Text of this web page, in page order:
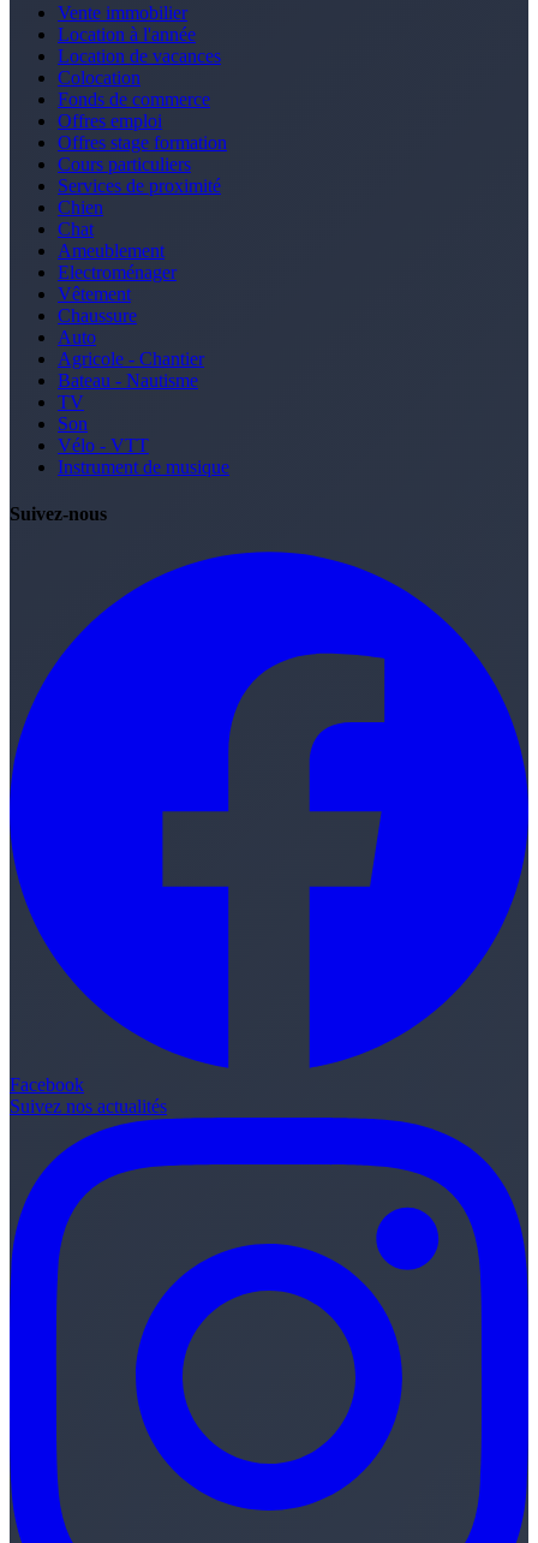
Vente immobilier
Location à l'année
Location de vacances
Colocation
Fonds de commerce
Offres emploi
Offres stage formation
Cours particuliers
Services de proximité
Chien
Chat
Ameublement
Electroménager
Vêtement
Chaussure
Auto
Agricole - Chantier
Bateau - Nautisme
TV
Son
Vélo - VTT
Instrument de musique
Suivez-nous
Facebook
Suivez nos actualités